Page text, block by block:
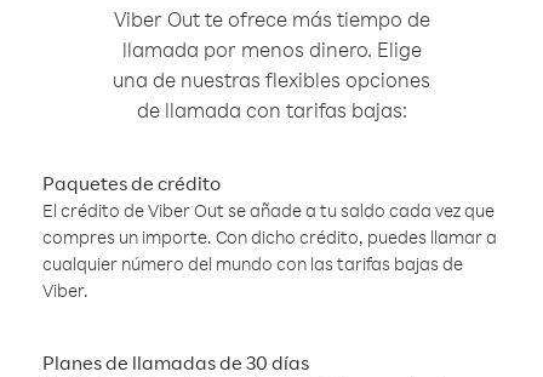
Viber Out te ofrece más tiempo de
llamada por menos dinero. Elige
una de nuestras flexibles opciones
de llamada con tarifas bajas:
Paquetes de crédito
El crédito de Viber Out se añade a tu saldo cada vez que
compres un importe. Con dicho crédito, puedes llamar a
cualquier número del mundo con las tarifas bajas de
Viber.
Planes de llamadas de 30 días